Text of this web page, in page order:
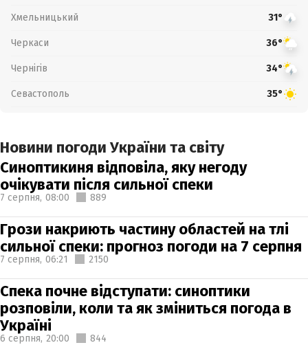
Хмельницький 31°
Черкаси 36°
Чернігів 34°
Севастополь 35°
Новини погоди України та світу
Синоптикиня відповіла, яку негоду
очікувати після сильної спеки
7 серпня, 08:00 889
Грози накриють частину областей на тлі
сильної спеки: прогноз погоди на 7 серпня
7 серпня, 06:21 2150
Спека почне відступати: синоптики
розповіли, коли та як зміниться погода в
Україні
6 серпня, 20:00 844